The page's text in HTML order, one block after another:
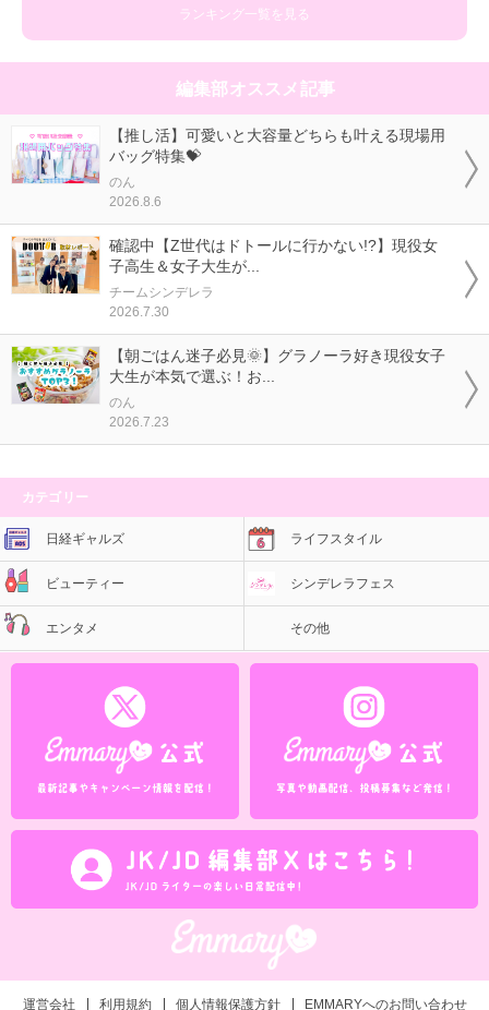
ランキング一覧を見る
編集部オススメ記事
【推し活】可愛いと大容量どちらも叶える現場用
バッグ特集💝
のん
2026.8.6
確認中【Z世代はドトールに行かない!?】現役女
子高生＆女子大生が...
チームシンデレラ
2026.7.30
【朝ごはん迷子必見🌞】グラノーラ好き現役女子
大生が本気で選ぶ！お...
のん
2026.7.23
カテゴリー
日経ギャルズ ライフスタイル
ビューティー シンデレラフェス
エンタメ その他
運営会社 利用規約 個人情報保護方針 EMMARYへのお問い合わせ